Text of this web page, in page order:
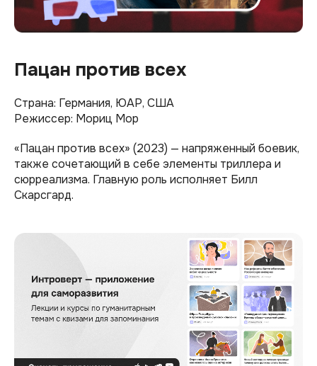
Пацан против всех
Страна: Германия, ЮАР, США
Режиссер: Мориц Мор
«Пацан против всех» (2023) — напряженный боевик,
также сочетающий в себе элементы триллера и
сюрреализма. Главную роль исполняет Билл
Скарсгард.